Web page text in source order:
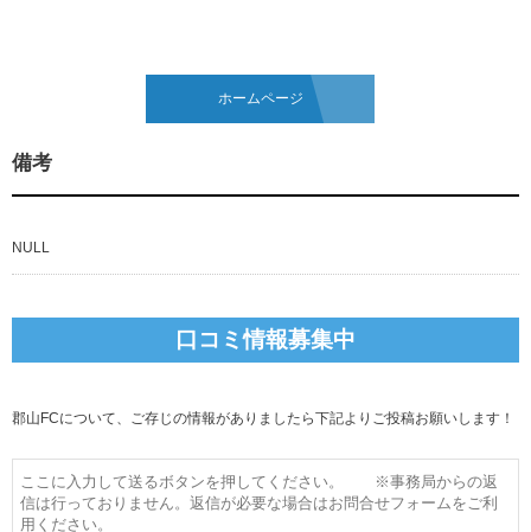
ホームページ
備考
NULL
口コミ情報募集中
郡山FCについて、ご存じの情報がありましたら下記よりご投稿お願いします！